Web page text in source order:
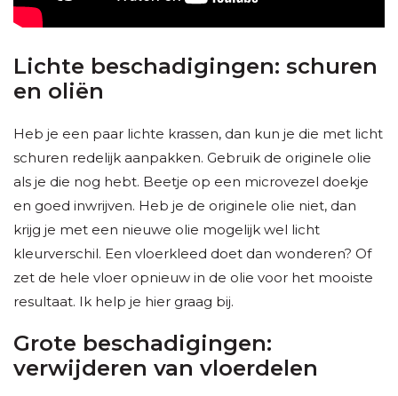
Lichte beschadigingen: schuren
en oliën
Heb je een paar lichte krassen, dan kun je die met licht
schuren redelijk aanpakken. Gebruik de originele olie
als je die nog hebt. Beetje op een microvezel doekje
en goed inwrijven. Heb je de originele olie niet, dan
krijg je met een nieuwe olie mogelijk wel licht
kleurverschil. Een vloerkleed doet dan wonderen? Of
zet de hele vloer opnieuw in de olie voor het mooiste
resultaat. Ik help je hier graag bij.
Grote beschadigingen:
verwijderen van vloerdelen